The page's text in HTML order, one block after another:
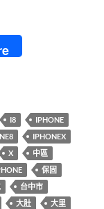
，二手或全新都
I8
IPHONE
IPHONEX
X
中區
保固
台中市
大肚
大里